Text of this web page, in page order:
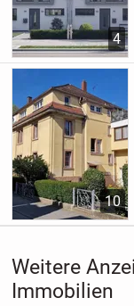
4
10
Weitere
Immobilien